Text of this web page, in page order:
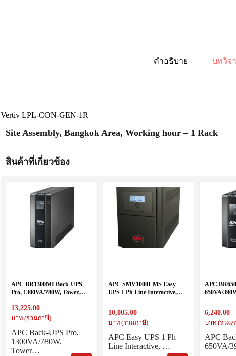
คำอธิบาย บทวิจ
Vertiv LPL-CON-GEN-1R
Site Assembly, Bangkok Area, Working hour – 1 Rack
สินค้าที่เกี่ยวข้อง
APC BR1300MI Back-UPS
Pro, 1300VA/780W, Tower,
AVR, LCD, User Replaceable
Battery
13,225.00
บาท (รวมภาษี)
APC Back-UPS Pro,
1300VA/780W,
Tower…
APC SMV1000I-MS Easy
UPS 1 Ph Line Interactive,
Universal outlets, AVR, LCD
10,005.00
บาท (รวมภาษี)
APC Easy UPS 1 Ph
Line Interactive, …
APC
650VA/
User
6,240.00
บาท (รวม
APC
650VA/